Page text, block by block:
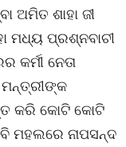
ଅମିତ ଶାହା ଜୀ
ମଧ୍ୟ ପ୍ରଶ୍ନବାଚୀ
ନେତା
କରି କୋଟି କୋଟି
ମହଲରେ ନାପସନ୍ଦ